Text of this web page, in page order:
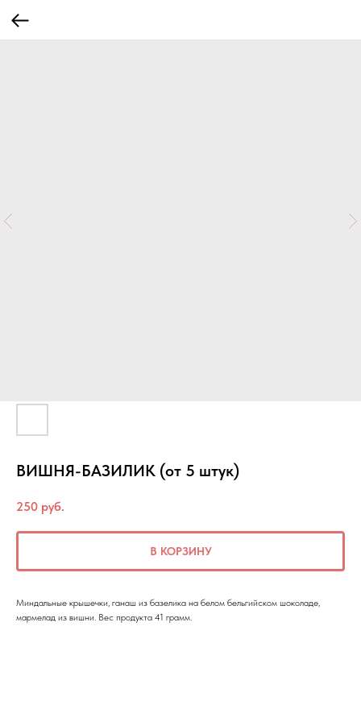
ВИШНЯ-БАЗИЛИК (от 5 штук)
250 руб.
В КОРЗИНУ
Миндальные крышечки, ганаш из базелика на белом бельгийском шоколаде,
мармелад из вишни. Вес продукта 41 грамм.